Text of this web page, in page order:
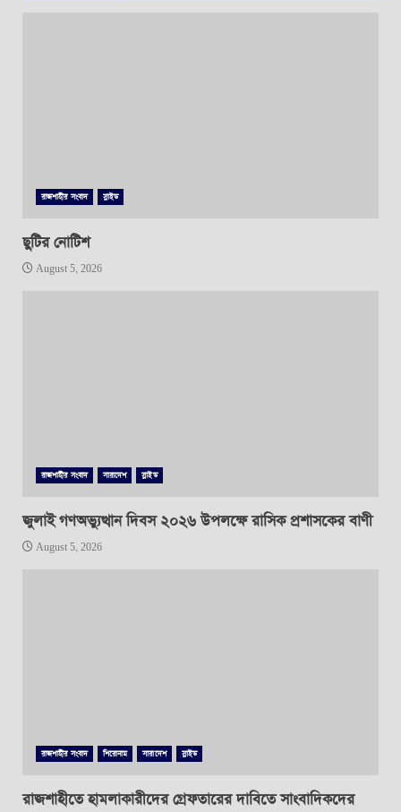
রাজশাহীর সংবাদ স্লাইড
ছুটির নোটিশ
August 5, 2026
রাজশাহীর সংবাদ সারাদেশ স্লাইড
জুলাই গণঅভ্যুত্থান দিবস ২০২৬ উপলক্ষে রাসিক প্রশাসকের বাণী
August 5, 2026
রাজশাহীর সংবাদ শিরোনাম সারাদেশ স্লাইড
রাজশাহীতে হামলাকারীদের গ্রেফতারের দাবিতে সাংবাদিকদের